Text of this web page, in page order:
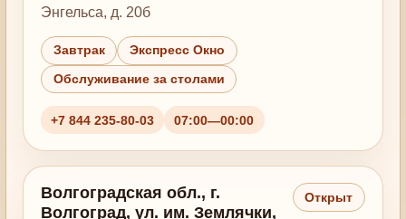
Энгельса, д. 20б
Завтрак Экспресс Окно
Обслуживание за столами
+7 844 235-80-03 07:00—00:00
Волгоградская обл., г.
Волгоград, ул. им. Землячки,
Открыт